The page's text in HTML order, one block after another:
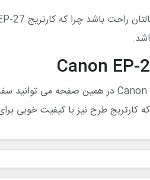
کارتریج طرح نیز با کیفیت خوبی